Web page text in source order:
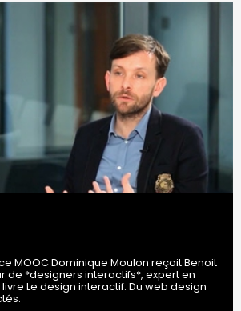
MOOC Dominique Moulon reçoit Benoit
de *designers interactifs*, expert en
Le design interactif. Du web design